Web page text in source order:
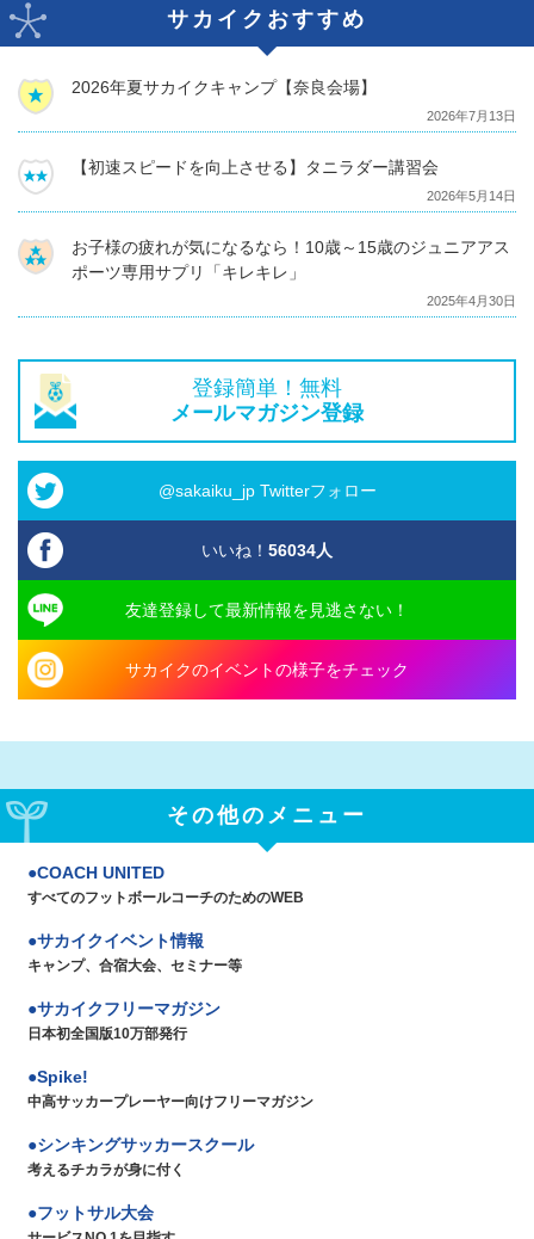
サカイクおすすめ
2026年夏サカイクキャンプ【奈良会場】
2026年7月13日
【初速スピードを向上させる】タニラダー講習会
2026年5月14日
お子様の疲れが気になるなら！10歳～15歳のジュニアアス
ポーツ専用サプリ「キレキレ」
2025年4月30日
登録簡単！無料
メールマガジン登録
@sakaiku_jp Twitterフォロー
いいね！ 56034人
友達登録して最新情報を見逃さない！
サカイクのイベントの様子をチェック
その他のメニュー
COACH UNITED
すべてのフットボールコーチのためのWEB
サカイクイベント情報
キャンプ、合宿大会、セミナー等
サカイクフリーマガジン
日本初全国版10万部発行
Spike!
中高サッカープレーヤー向けフリーマガジン
シンキングサッカースクール
考えるチカラが身に付く
フットサル大会